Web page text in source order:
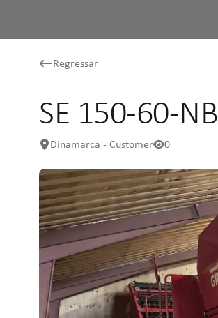
Regressar
SE 150-60-NB
Dinamarca - Customer 0